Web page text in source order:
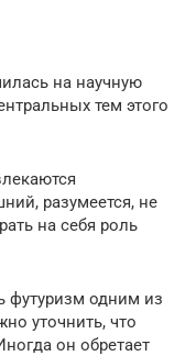
на научную
тем этого
разумеется, не
на себя роль
футуризм одним из
уточнить, что
он обретает